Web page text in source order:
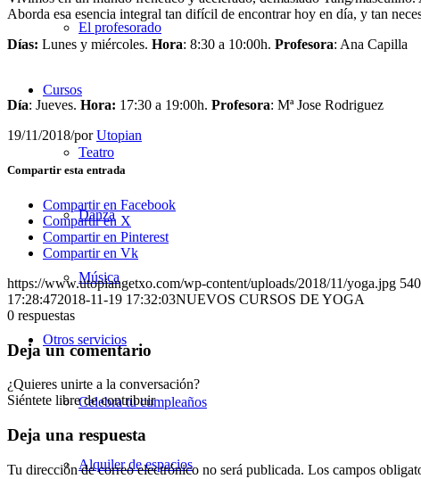
El profesorado
Cursos
Teatro
Danza
Música
Otros servicios
Celebra tu cumpleaños
Alquiler de espacios
Aborda esa esencia integral tan difícil de encontrar hoy en día, y tan
Días: Lunes y miércoles. Hora: 8:30 a 10:00h. Profesora: Ana Capilla
Día: Jueves. Hora: 17:30 a 19:00h. Profesora: Mª Jose Rodriguez
19/11/2018/porUtopian
Compartir esta entrada
Compartir en Facebook
Compartir en X
Compartir en Pinterest
Compartir en Vk
https://www.utopiangetxo.com/wp-content/uploads/2018/11/yoga.jpg 540
17:28:472018-11-19 17:32:03NUEVOS CURSOS DE YOGA
0 respuestas
Deja un comentario
¿Quieres unirte a la conversación?
Siéntete libre de contribuir
Deja una respuesta
Tu dirección de correo electrónico no será publicada. Los campos